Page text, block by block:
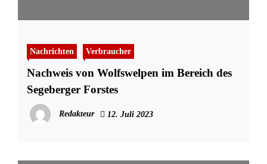
Nachrichten Verbraucher
Nachweis von Wolfswelpen im Bereich des
Segeberger Forstes
Redakteur 12. Juli 2023